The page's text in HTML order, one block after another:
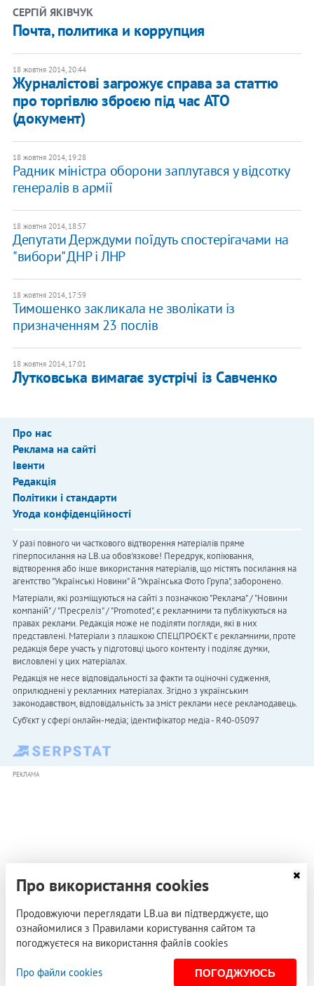
СЕРГІЙ ЯКІВЧУК
Почта, политика и коррупция
18 жовтня 2014, 20:44
Журналістові загрожує справа за статтю
про торгівлю зброєю під час АТО
(документ)
18 жовтня 2014, 19:28
Радник міністра оборони заплутався у відсотку
генералів в армії
18 жовтня 2014, 18:57
Депутати Держдуми поїдуть спостерігачами на
"вибори" ДНР і ЛНР
18 жовтня 2014, 17:59
Тимошенко закликала не зволікати із
призначенням 23 послів
18 жовтня 2014, 17:01
Лутковська вимагає зустрічі із Савченко
Про нас
Реклама на сайті
Івенти
Редакція
Політики і стандарти
Угода конфіденційності
У разі повного чи часткового відтворення матеріалів пряме
гіперпосилання на LB.ua обов'язкове! Передрук, копіювання,
відтворення або інше використання матеріалів, що містять посилання на
агентство "Українськi Новини" й "Українська Фото Група", заборонено.
Матеріали, які розміщуються на сайті з позначкою "Реклама" / "Новини
компаній" / "Пресреліз" / "Promoted", є рекламними та публікуються на
правах реклами. Редакція може не поділяти погляди, які в них
представлені. Матеріали з плашкою СПЕЦПРОЄКТ є рекламними, проте
редакція бере участь у підготовці цього контенту і поділяє думки,
висловлені у цих матеріалах.
Редакція не несе відповідальності за факти та оціночні судження,
оприлюднені у рекламних матеріалах. Згідно з українським
законодавством, відповідальність за зміст реклами несе рекламодавець.
Cуб'єкт у сфері онлайн-медіа; ідентифікатор медіа - R40-05097
РЕКЛАМА
Про використання cookies
Продовжуючи переглядати LB.ua ви підтверджуєте, що
ознайомилися з Правилами користування сайтом та
погоджуєтеся на використання файлів cookies
Про файли cookies ПОГОДЖУЮСЬ